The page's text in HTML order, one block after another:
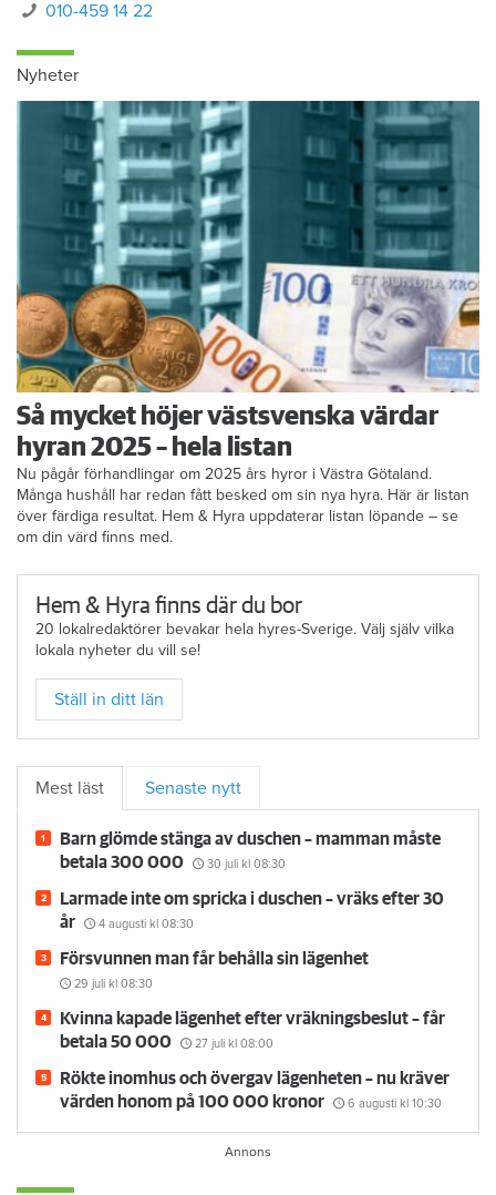
010-459 14 22
Nyheter
Så mycket höjer västsvenska värdar
hyran 2025 – hela listan
Nu pågår förhandlingar om 2025 års hyror i Västra Götaland.
Många hushåll har redan fått besked om sin nya hyra. Här är listan
över färdiga resultat. Hem & Hyra uppdaterar listan löpande – se
om din värd finns med.
Hem & Hyra finns där du bor
20 lokalredaktörer bevakar hela hyres-Sverige. Välj själv vilka
lokala nyheter du vill se!
Ställ in ditt län
Mest läst Senaste nytt
Barn glömde stänga av duschen – mamman måste
betala 300 000
30 juli kl 08:30
Larmade inte om spricka i duschen – vräks efter 30
år
4 augusti kl 08:30
Försvunnen man får behålla sin lägenhet
29 juli kl 08:30
Kvinna kapade lägenhet efter vräkningsbeslut – får
betala 50 000
27 juli kl 08:00
Rökte inomhus och övergav lägenheten – nu kräver
värden honom på 100 000 kronor
6 augusti kl 10:30